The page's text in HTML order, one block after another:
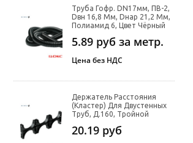
Труба Гофр. DN17мм, ПВ-2,
Dвн 16,8 Мм, Dнар 21,2 Мм,
Полиамид 6, Цвет Чёрный
5.89 руб за метр.
Цена без НДС
Держатель Расстояния
(кластер) Для Двустенных
Труб, Д.160, Тройной
20.19 руб